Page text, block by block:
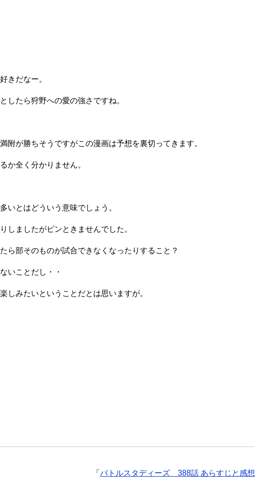
きだなー。
したら狩野への愛の強さですね。
附が勝ちそうですがこの漫画は予想を裏切ってきます。
か全く分かりません。
いとはどういう意味でしょう。
しましたがピンときませんでした。
ら部そのものが試合できなくなったりすること？
いことだし・・
しみたいということだとは思いますが。
「 バトルスタディーズ 388話 あらすじと感想